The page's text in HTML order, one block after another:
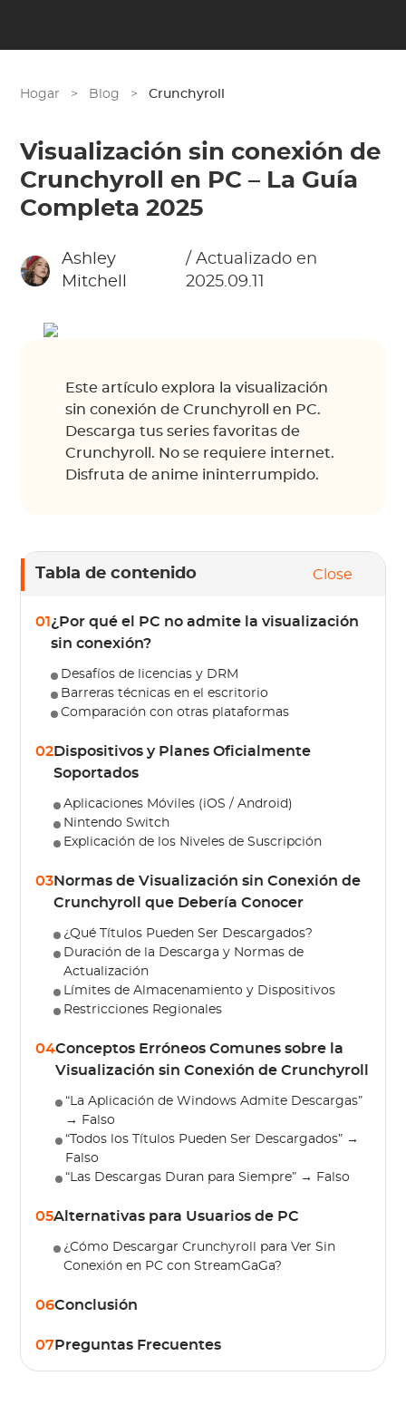
Hogar > Blog > Crunchyroll
Visualización sin conexión de
Crunchyroll en PC – La Guía
Completa 2025
Ashley
Mitchell
/ Actualizado en
2025.09.11
Este artículo explora la visualización
sin conexión de Crunchyroll en PC.
Descarga tus series favoritas de
Crunchyroll. No se requiere internet.
Disfruta de anime ininterrumpido.
Tabla de contenido Close
01 ¿Por qué el PC no admite la visualización
sin conexión?
Desafíos de licencias y DRM
Barreras técnicas en el escritorio
Comparación con otras plataformas
02Dispositivos y Planes Oficialmente
Soportados
Aplicaciones Móviles (iOS / Android)
Nintendo Switch
Explicación de los Niveles de Suscripción
03Normas de Visualización sin Conexión de
Crunchyroll que Debería Conocer
¿Qué Títulos Pueden Ser Descargados?
Duración de la Descarga y Normas de
Actualización
Límites de Almacenamiento y Dispositivos
Restricciones Regionales
04Conceptos Erróneos Comunes sobre la
Visualización sin Conexión de Crunchyroll
“La Aplicación de Windows Admite Descargas”
→ Falso
“Todos los Títulos Pueden Ser Descargados” →
Falso
“Las Descargas Duran para Siempre” → Falso
05Alternativas para Usuarios de PC
¿Cómo Descargar Crunchyroll para Ver Sin
Conexión en PC con StreamGaGa?
06Conclusión
07Preguntas Frecuentes